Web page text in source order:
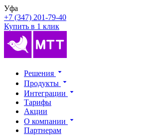
Уфа
+7 (347) 201-79-40
Купить в 1 клик
Решения
Продукты
Интеграции
Тарифы
Акции
О компании
Партнерам